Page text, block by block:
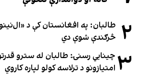
۲ طالبان: په افغانستان کې د
څرګندې شوې دي
۳ چینایي رسنۍ: طالبان له سترو
امتیازونو د ترلاسه کولو لپاره کاروي